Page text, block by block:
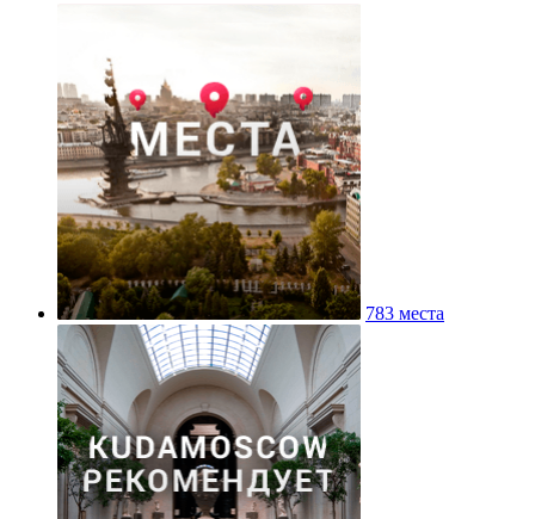
783 места